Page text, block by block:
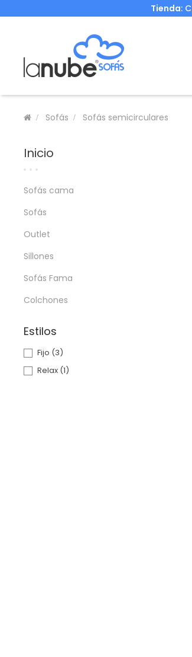
Tienda:
Sofás Sofás semicirculares
Inicio
Sofás cama
Sofás
Outlet
Sillones
Sofás Fama
Colchones
Estilos
Fijo (3)
Relax (1)